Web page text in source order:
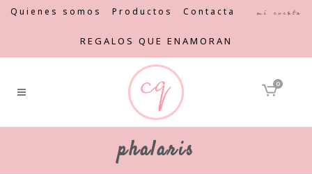
Quienes somos Productos Contacta Mi cuenta
REGALOS QUE ENAMORAN
0
phalaris